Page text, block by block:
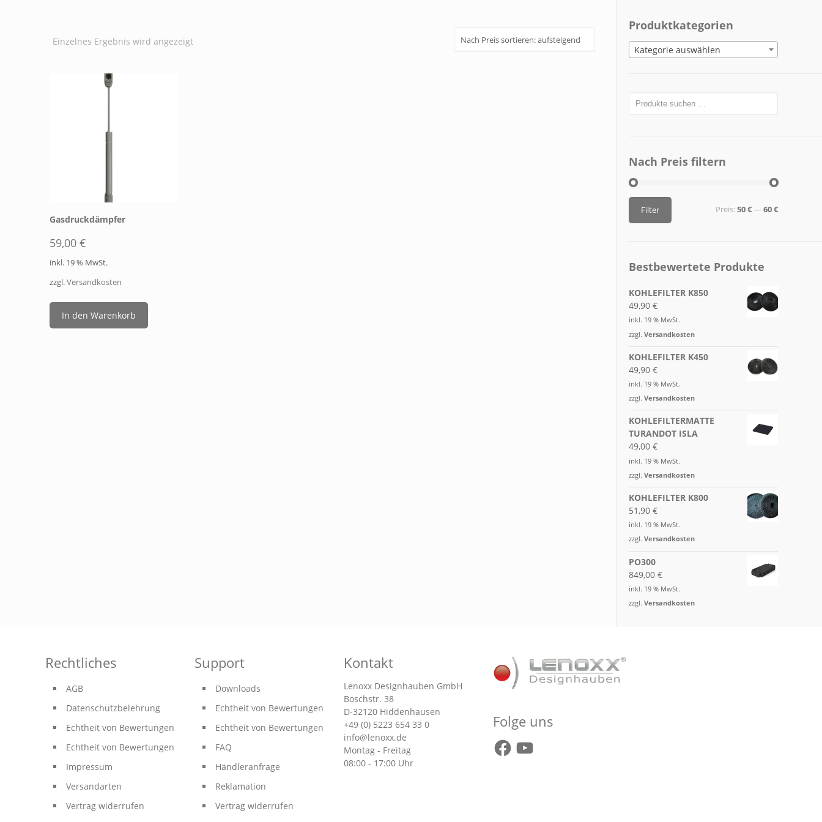
Einzelnes Ergebnis wird angezeigt
Gasdruckdämpfer
59,00 €
inkl. 19 % MwSt.
zzgl.Versandkosten
In den Warenkorb
Produktkategorien
Kategorie auswählen
Nach Preis filtern
Filter Preis:50 €—60 €
Bestbewertete Produkte
KOHLEFILTER K850
49,90 €
inkl. 19 % MwSt.
zzgl. Versandkosten
KOHLEFILTER K450
49,90 €
inkl. 19 % MwSt.
zzgl. Versandkosten
KOHLEFILTERMATTE
TURANDOT ISLA
49,00 €
inkl. 19 % MwSt.
zzgl. Versandkosten
KOHLEFILTER K800
51,90 €
inkl. 19 % MwSt.
zzgl. Versandkosten
PO300
849,00 €
inkl. 19 % MwSt.
zzgl. Versandkosten
Rechtliches
AGB
Datenschutzbelehrung
Echtheit von Bewertungen
Echtheit von Bewertungen
Impressum
Versandarten
Vertrag widerrufen
Support
Downloads
Echtheit von Bewertungen
Echtheit von Bewertungen
FAQ
Händleranfrage
Reklamation
Vertrag widerrufen
Kontakt
Lenoxx Designhauben GmbH
Boschstr. 38
D-32120 Hiddenhausen
+49 (0) 5223 654 33 0
info@lenoxx.de
Montag - Freitag
08:00 - 17:00 Uhr
Folge uns